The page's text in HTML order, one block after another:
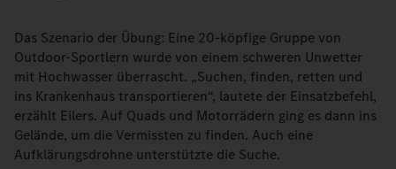
Das Szenario der Übung: Eine 20-köpfige Gruppe von
Outdoor-Sportlern wurde von einem schweren Unwetter
mit Hochwasser überrascht. „Suchen, finden, retten und
ins Krankenhaus transportieren“, lautete der Einsatzbefehl,
erzählt Eilers. Auf Quads und Motorrädern ging es dann ins
Gelände, um die Vermissten zu finden. Auch eine
Aufklärungsdrohne unterstützte die Suche.